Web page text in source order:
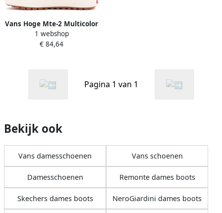
Vans Hoge Mte-2 Multicolor
Sneakers Pink Dames
1 webshop
€ 84,64
Pagina 1 van 1
Bekijk ook
Vans damesschoenen Vans schoenen
Damesschoenen Remonte dames boots
Skechers dames boots NeroGiardini dames boots